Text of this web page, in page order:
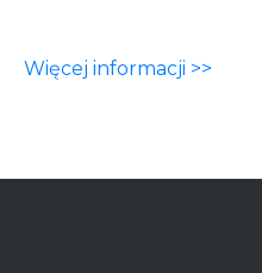
Więcej informacji >>